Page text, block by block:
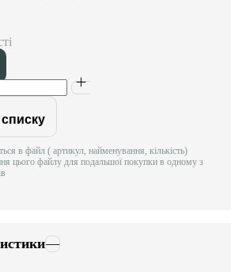
в файл ( артикул, найменування, кількість)
цього файлу для подальшої покупки в одному з